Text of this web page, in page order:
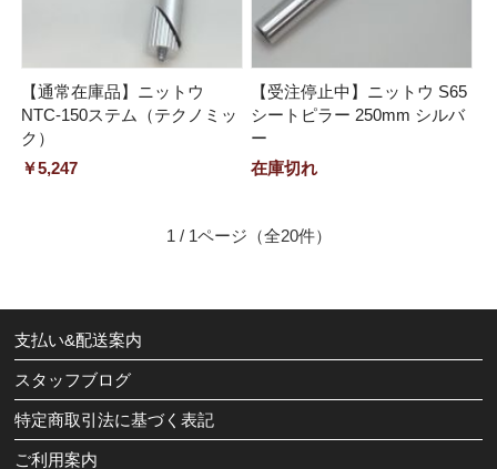
【通常在庫品】ニットウ
NTC-150ステム（テクノミッ
ク）
￥5,247
【受注停止中】ニットウ S65
シートピラー 250mm シルバ
ー
在庫切れ
1 / 1ページ （全20件）
支払い&配送案内
スタッフブログ
特定商取引法に基づく表記
ご利用案内